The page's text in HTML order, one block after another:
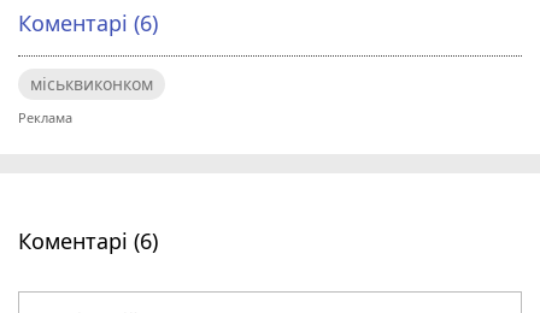
Коментарі (6)
міськвиконком
Коментарі (6)